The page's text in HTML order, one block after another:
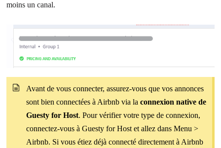
moins un canal.
Avant de vous connecter, assurez-vous que vos annonces
sont bien connectées à Airbnb via la connexion native de
Guesty for Host. Pour vérifier votre type de connexion,
connectez-vous à Guesty for Host et allez dans Menu >
Airbnb. Si vous étiez déjà connecté directement à Airbnb